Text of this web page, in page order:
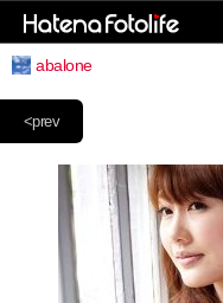
abalone
<prev